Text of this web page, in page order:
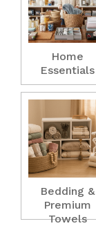
Home
Essentials
Bedding &
Premium
Towels